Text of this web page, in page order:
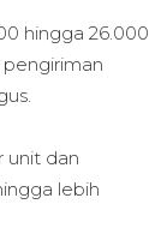
hingga 26.000
unit dan
lebih